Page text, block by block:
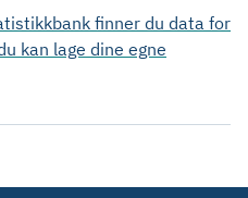
finner du data for
kan lage dine egne